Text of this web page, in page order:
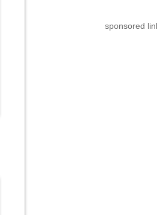
sponsored